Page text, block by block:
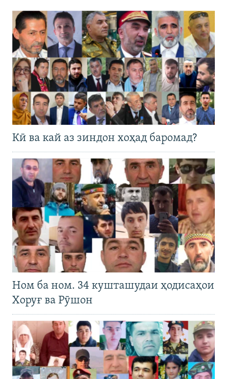
Кӣ ва кай аз зиндон хоҳад баромад?
Ном ба ном. 34 кушташудаи ҳодисаҳои
Хоруғ ва Рӯшон